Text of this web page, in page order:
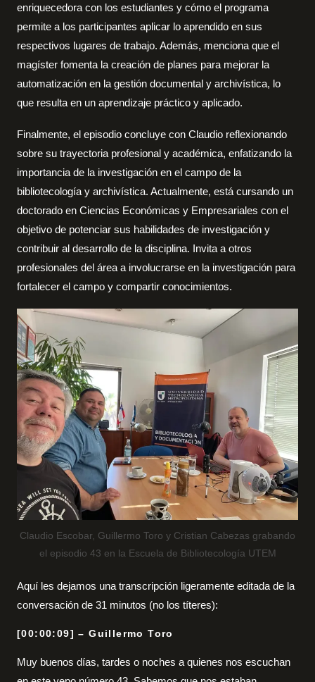
enriquecedora con los estudiantes y cómo el programa
permite a los participantes aplicar lo aprendido en sus
respectivos lugares de trabajo. Además, menciona que el
magíster fomenta la creación de planes para mejorar la
automatización en la gestión documental y archivística, lo
que resulta en un aprendizaje práctico y aplicado.
Finalmente, el episodio concluye con Claudio reflexionando
sobre su trayectoria profesional y académica, enfatizando la
importancia de la investigación en el campo de la
bibliotecología y archivística. Actualmente, está cursando un
doctorado en Ciencias Económicas y Empresariales con el
objetivo de potenciar sus habilidades de investigación y
contribuir al desarrollo de la disciplina. Invita a otros
profesionales del área a involucrarse en la investigación para
fortalecer el campo y compartir conocimientos.
Claudio Escobar, Guillermo Toro y Cristian Cabezas grabando
el episodio 43 en la Escuela de Bibliotecología UTEM
Aquí les dejamos una transcripción ligeramente editada de la
conversación de 31 minutos (no los títeres):
[00:00:09] – Guillermo Toro
Muy buenos días, tardes o noches a quienes nos escuchan